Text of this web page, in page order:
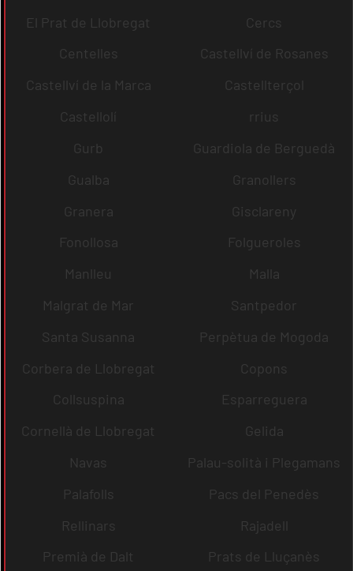
El Prat de Llobregat
Cercs
Centelles
Castellví de Rosanes
Castellví de la Marca
Castellterçol
Castellolí
rrius
Gurb
Guardiola de Berguedà
Gualba
Granollers
Granera
Gisclareny
Fonollosa
Folgueroles
Manlleu
Malla
Malgrat de Mar
Santpedor
Santa Susanna
Perpètua de Mogoda
Corbera de Llobregat
Copons
Collsuspina
Esparreguera
Cornellà de Llobregat
Gelida
Navas
Palau-solità i Plegamans
Palafolls
Pacs del Penedès
Rellinars
Rajadell
Premià de Dalt
Prats de Lluçanès